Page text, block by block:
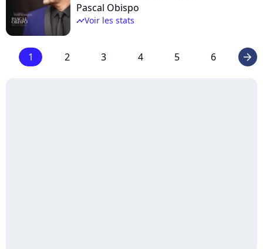
Pascal Obispo
timelineVoir les stats
1 2 3 4 5 6 arrow_right